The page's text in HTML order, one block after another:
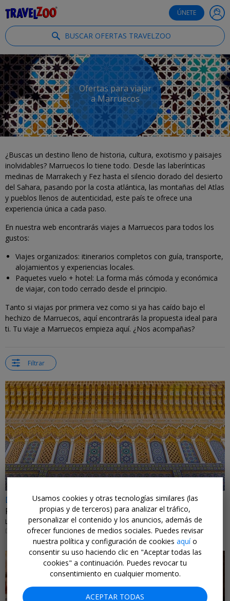
ÚNETE
BUSCAR OFERTAS TRAVELZOO
Ofertas para viajar
a Marruecos
¿Buscas un destino lleno de historia, cultura, exotismo y paisajes
inolvidables? Marruecos lo tiene todo. Desde las laberínticas
medinas de Marrakech y Fez hasta el silencio dorado del desierto
del Sahara, pasando por la costa atlántica, las montañas del Atlas
y pueblos llenos de autenticidad, este país te ofrece una
experiencia única a cada paso.
En nuestra web encontrarás viajes a Marruecos para todos los
gustos:
Viajes organizados: itinerarios completos con guía, transporte,
alojamientos y experiencias locales.
Paquetes vuelo + hotel: La forma más cómoda y económica
de viajar, con todo cerrado desde el principio.
Tanto si viajas por primera vez como si ya has caído bajo el
hechizo de Marruecos, aquí encontrarás la propuesta ideal para
ti. Tu viaje a Marruecos empieza aquí. ¿Nos acompañas?
Filtrar
←
Dsd 85€
Fez en 3 días con vuelos (sí, has leído bien)
LASTMINUTE.COM • MARRUECOS
DE SEPTIEMBRE A DICIEMBRE DE 2026
Usamos cookies y otras tecnologías similares (las
propias y de terceros) para analizar el tráfico,
personalizar el contenido y los anuncios, además de
ofrecer funciones de medios sociales. Puedes revisar
nuestra política y configuración de cookies aquío
consentir su uso haciendo clic en "Aceptar todas las
cookies" a continuación. Puedes revocar tu
consentimiento en cualquier momento.
ACEPTAR TODAS